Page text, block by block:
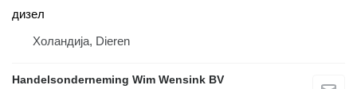
дизел
Холандија, Dieren
Handelsonderneming Wim Wensink BV